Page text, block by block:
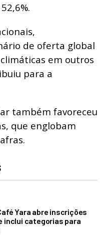
de oferta global
em outros
para a
também favoreceu
que englobam
Yara abre inscrições
inclui categorias para